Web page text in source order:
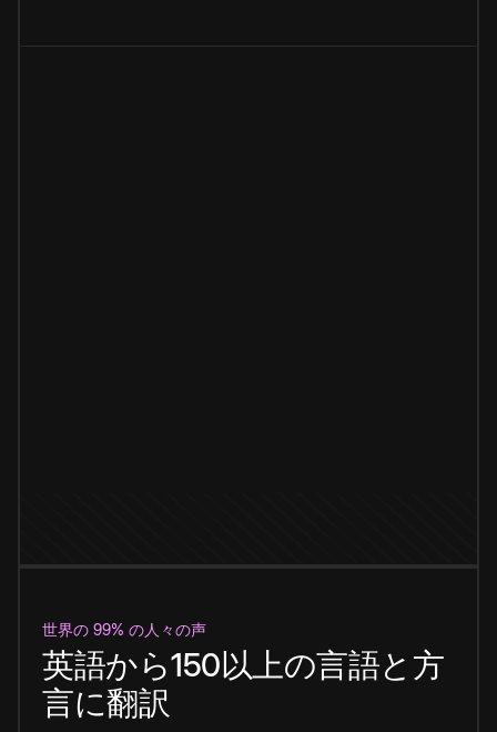
世界の 99% の人々の声
英語から150以上の言語と方
言に翻訳